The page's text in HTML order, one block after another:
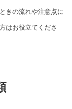
きの流れや注意点に
はお役立てくださ